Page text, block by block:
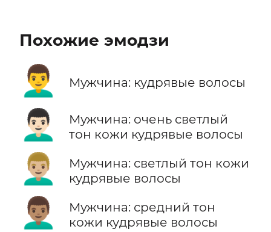
Похожие эмодзи
👨‍🦱 Мужчина: кудрявые волосы
👨🏻‍🦱
Мужчина: очень светлый
тон кожи кудрявые волосы
👨🏼‍🦱
Мужчина: светлый тон кожи
кудрявые волосы
👨🏽‍🦱
Мужчина: средний тон
кожи кудрявые волосы